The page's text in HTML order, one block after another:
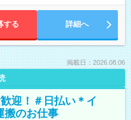
する 詳細へ
掲載日：2026.08.06
迎！＃日払い＊イ
搬のお仕事